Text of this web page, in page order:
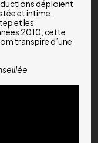
déploient
et intime.
et les
2010, cette
transpire d’une